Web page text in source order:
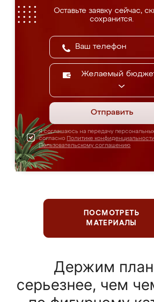
Оставьте заявку сейчас,
сохранится.
Желаемый
Отправить
Я соглашаюсь на передачу
согласно Политике конфиденциальности
Пользовательскому соглашению
ПОСМОТРЕТЬ
МАТЕРИАЛЫ
Держим
серьезнее, чем